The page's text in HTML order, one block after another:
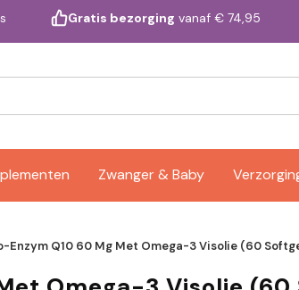
Gratis bezorging vanaf € 74,95
Zwanger & Baby
Enzym Q10 60 Mg Met Omega-3 Visolie (60